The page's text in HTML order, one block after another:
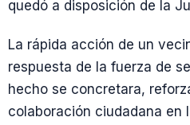
quedó a disposición de la
La rápida acción de un
respuesta de la fuerza de
hecho se concretara,
colaboración ciudadana en